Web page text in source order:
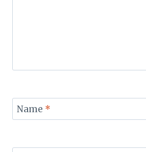
Name *